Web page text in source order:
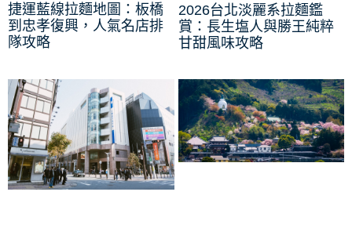
捷運藍線拉麵地圖：板橋
到忠孝復興，人氣名店排
隊攻略
2026台北淡麗系拉麵鑑
賞：長生塩人與勝王純粹
甘甜風味攻略